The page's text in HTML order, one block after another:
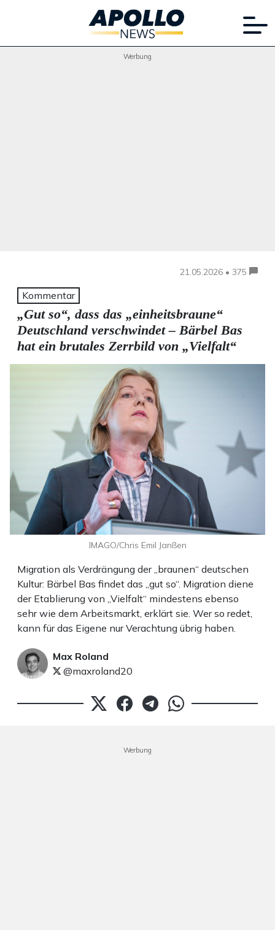
Werbung
21.05.2026 • 375
Kommentar
„Gut so“, dass das „einheitsbraune“
Deutschland verschwindet – Bärbel Bas
hat ein brutales Zerrbild von „Vielfalt“
Migration als Verdrängung der „braunen“ deutschen
Kultur: Bärbel Bas findet das „gut so“. Migration diene
der Etablierung von „Vielfalt“ mindestens ebenso
sehr wie dem Arbeitsmarkt, erklärt sie. Wer so redet,
kann für das Eigene nur Verachtung übrig haben.
Max Roland
@maxroland20
IMAGO/Chris Emil Janßen
Werbung